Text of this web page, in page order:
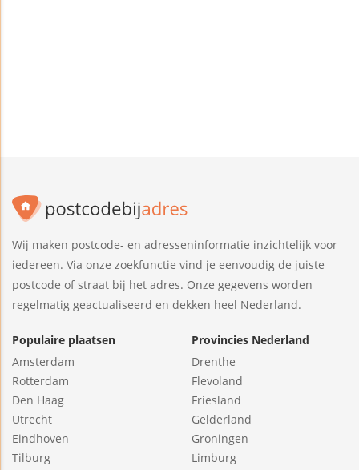
Wij maken postcode- en adresseninformatie inzichtelijk voor
iedereen. Via onze zoekfunctie vind je eenvoudig de juiste
postcode of straat bij het adres. Onze gegevens worden
regelmatig geactualiseerd en dekken heel Nederland.
Populaire plaatsen
Amsterdam
Rotterdam
Den Haag
Utrecht
Eindhoven
Tilburg
Provincies Nederland
Drenthe
Flevoland
Friesland
Gelderland
Groningen
Limburg